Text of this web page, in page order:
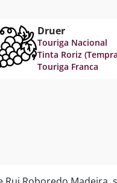
Druer
Touriga Nacional
Tinta Roriz
Touriga Franca